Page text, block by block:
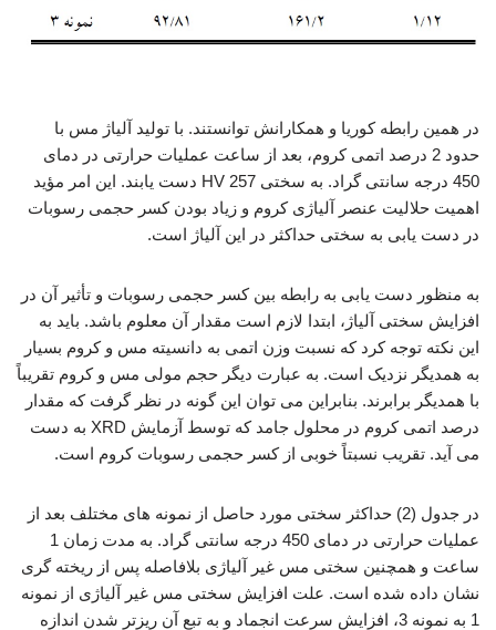
در همین رابطه کوریا و همکارانش توانستند. با تولید آلیاژ مس با
حدود 2 درصد اتمی کروم، بعد از ساعت عملیات حرارتی در دمای
450 درجه سانتی گراد. به سختی HV 257 دست یابند. این امر مؤید
اهمیت حلالیت عنصر آلیاژی کروم و زیاد بودن کسر حجمی رسوبات
در دست یابی به سختی حداکثر در این آلیاژ است.
به منظور دست یابی به رابطه بین کسر حجمی رسوبات و تأثیر آن در
افزایش سختی آلیاژ، ابتدا لازم است مقدار آن معلوم باشد. باید به
این نکته توجه کرد که نسبت وزن اتمی به دانسیته مس و کروم بسیار
به همدیگر نزدیک است. به عبارت دیگر حجم مولی مس و کروم تقریباً
با همدیگر برابرند. بنابراین می توان این گونه در نظر گرفت که مقدار
درصد اتمی کروم در محلول جامد که توسط آزمایش XRD به دست
می آید. تقریب نسبتاً خوبی از کسر حجمی رسوبات کروم است.
در جدول (2) حداکثر سختی مورد حاصل از نمونه های مختلف بعد از
عملیات حرارتی در دمای 450 درجه سانتی گراد. به مدت زمان 1
ساعت و همچنین سختی مس غیر آلیاژی بلافاصله پس از ریخته گری
نشان داده شده است. علت افزایش سختی مس غیر آلیاژی از نمونه
1 به نمونه 3، افزایش سرعت انجماد و به تبع آن ریزتر شدن اندازه